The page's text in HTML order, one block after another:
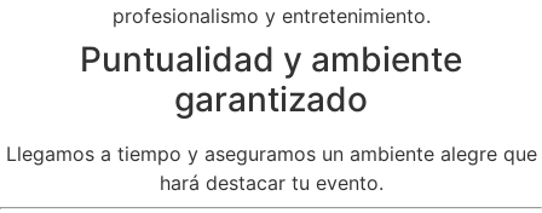
profesionalismo y entretenimiento.
Puntualidad y ambiente
garantizado
Llegamos a tiempo y aseguramos un ambiente alegre que
hará destacar tu evento.